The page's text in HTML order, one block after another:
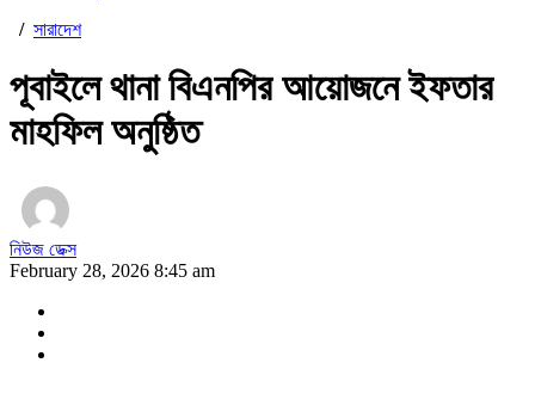
/ সারাদেশ
পূবাইলে থানা বিএনপির আয়োজনে ইফতার
মাহফিল অনুষ্ঠিত
নিউজ ডেক্স
February 28, 2026 8:45 am